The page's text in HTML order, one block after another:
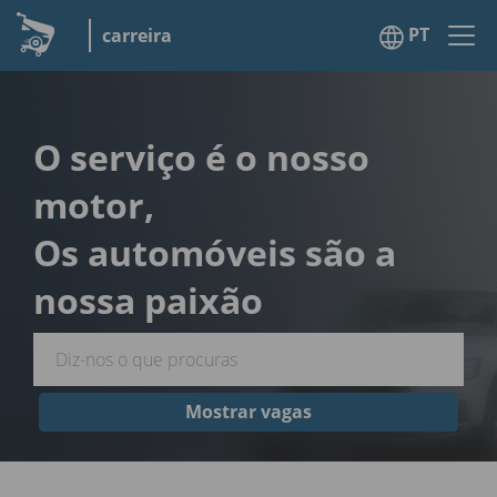
carreira PT
O serviço é o nosso
motor,
Os automóveis são a
nossa paixão
Mostrar vagas